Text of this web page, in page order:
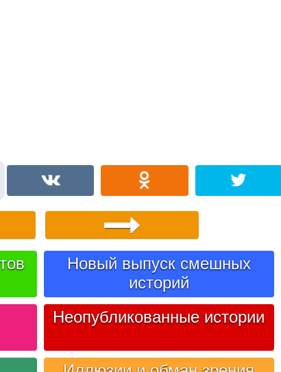
Новый выпуск смешных
историй
Неопубликованные истории